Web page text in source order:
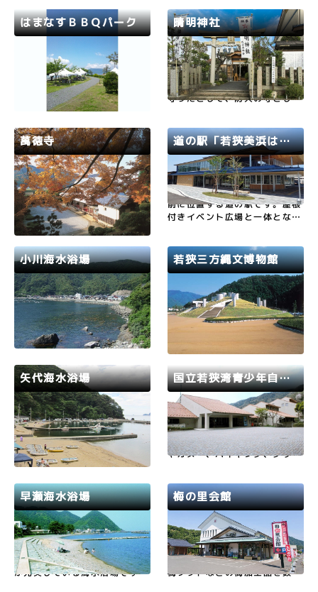
はまなすＢＢＱパーク
若狭和田ビーチが目の前の野外
BBQ施設です。トイレ ・洗い
場・ゴミステーション・消し炭
捨て場を完備しています。ご予
ームからお申し込み下さい 若
狭高浜たびなび はまなすBB
Qパーク
晴明神社
平安時代の陰陽師、安倍晴明を
祀る神社。数々の火災から町を
守ったとして、防火の守として
たとされる『祈念石』が安置さ
れています。
若狭路 敦賀市
萬徳寺
秋の山もみじの朱が、枯山水の
庭園に見事に映え、訪れる人た
ちの目をなごませてくれます。
春はつつじが見もので、四季を
尊・木造阿弥陀如来坐像(重文)
や絹本著色弥勒菩薩図像は見応
え十分。
若狭路 小浜市
道の駅「若狭美浜はまびより」
国道２７号沿いで、JR美浜駅
前に位置する道の駅です。屋根
付きイベント広場と一体となっ
地元農林水産物直売所、飲食施
設や子育て交流施設が整備さ
れ、多世代の人が立ち寄りやす
い、楽しめる施設となります。
若狭路 美浜町
小川海水浴場
夏の若狭湾は海水浴客で賑わい
ます。心ゆくまで海で遊んだ後
は、若狭湾の美味しいお魚を民
宿や旅館で味わって、夏の海を
か。
若狭路 若狭町
若狭三方縄文博物館
若狭町の鳥浜貝塚から出土した
遺物を中心に、縄文文化をテー
マにした博物館。土偶のお腹を
イメージした建物の中には、縄
文土器、石器、木製品、種子、
骨などが展示されています。竪
穴式住居が再現されている縄文
広場などの憩いの場もあり…
若狭町
矢代海水浴場
岩場のある海水浴場でボート遊
びや、沖へ出て魚釣りなども楽
しめ、ゆっくり海水浴を楽しみ
たいファミリーにおすすめで
若狭路 小浜市
国立若狭湾青少年自然の家
周りが海、山といった大自然に
囲まれた環境で、シーカヤック
やカヌー、ハイキング、グリー
ただきたい。
若狭路 小浜市
早瀬海水浴場
落ち着いた漁師町の面影を残し
つつ、ホテルや旅館などの施設
が充実している海水浴場です。
若狭路 美浜町
梅の里会館
若狭町特産の福井梅を使った自
家製の梅干しをはじめ、梅酒や
梅ソフトなどの梅加工品を数多
若狭路 若狭町